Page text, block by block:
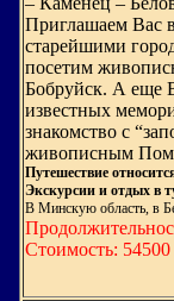
Приглашаем Вас
старейшими
посетим
Бобруйск. А еще
известных
знакомство с
живописным
Путешествие
Экскурсии и отдых в
В Минскую область, в
Стоимость: 54500